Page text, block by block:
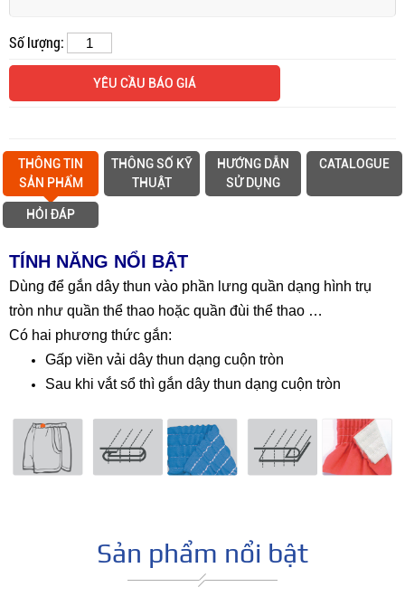
Số lượng:
YÊU CẦU BÁO GIÁ
THÔNG TIN
SẢN PHẨM
THÔNG SỐ KỸ
THUẬT
HƯỚNG DẪN
SỬ DỤNG
CATALOGUE
HỎI ĐÁP
TÍNH NĂNG NỔI BẬT
Dùng để gắn dây thun vào phần lưng quần dạng hình trụ
tròn như quần thể thao hoặc quần đùi thể thao …
Có hai phương thức gắn:
Gấp viền vải dây thun dạng cuộn tròn
Sau khi vắt sổ thì gắn dây thun dạng cuộn tròn
Sản phẩm nổi bật